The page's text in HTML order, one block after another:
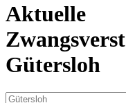
Aktuelle
Gütersloh